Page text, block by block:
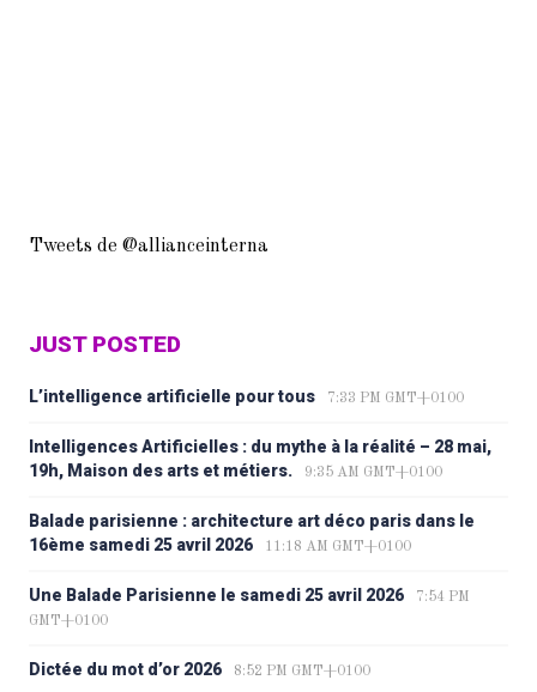
Tweets de @allianceinterna
JUST POSTED
L’intelligence artificielle pour tous 7:33 PM GMT+0100
Intelligences Artificielles : du mythe à la réalité – 28 mai,
19h, Maison des arts et métiers.
9:35 AM GMT+0100
Balade parisienne : architecture art déco paris dans le
16ème samedi 25 avril 2026
11:18 AM GMT+0100
Une Balade Parisienne le samedi 25 avril 2026
7:54 PM
GMT+0100
Dictée du mot d’or 2026 8:52 PM GMT+0100